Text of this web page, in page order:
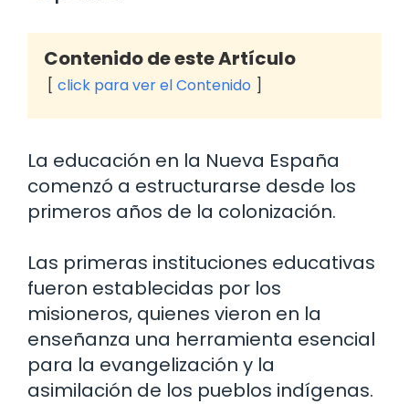
Contenido de este Artículo
click para ver el Contenido
La educación en la Nueva España
comenzó a estructurarse desde los
primeros años de la colonización.
Las primeras instituciones educativas
fueron establecidas por los
misioneros, quienes vieron en la
enseñanza una herramienta esencial
para la evangelización y la
asimilación de los pueblos indígenas.